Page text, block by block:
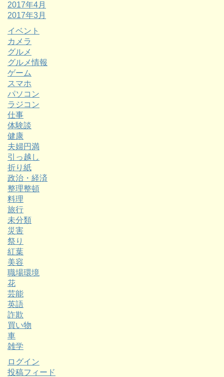
2017年4月
2017年3月
イベント
カメラ
グルメ
グルメ情報
ゲーム
スマホ
パソコン
ラジコン
仕事
体験談
健康
夫婦円満
引っ越し
折り紙
政治・経済
整理整頓
料理
旅行
未分類
災害
祭り
紅葉
美容
職場環境
花
芸能
英語
詐欺
買い物
車
雑学
ログイン
投稿フィード